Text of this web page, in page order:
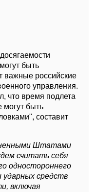
быть
важные российские
управления.
что время подлета
могут быть
составит
Штатами
считать себя
одностороннего
средств
включая